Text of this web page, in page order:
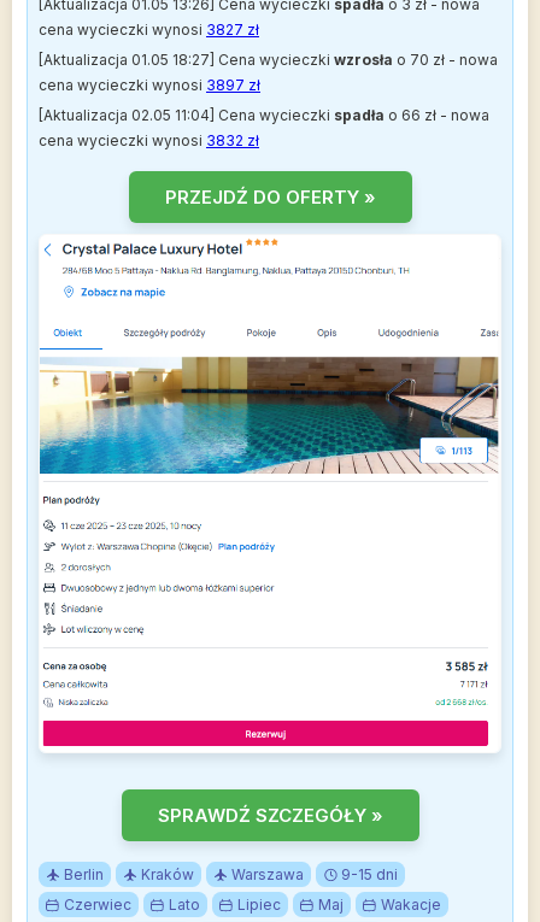
[Aktualizacja 01.05 13:26] Cena wycieczki spadła o 3 zł - nowa
cena wycieczki wynosi 3827 zł
[Aktualizacja 01.05 18:27] Cena wycieczki wzrosła o 70 zł - nowa
cena wycieczki wynosi 3897 zł
[Aktualizacja 02.05 11:04] Cena wycieczki spadła o 66 zł - nowa
cena wycieczki wynosi 3832 zł
PRZEJDŹ DO OFERTY »
SPRAWDŹ SZCZEGÓŁY »
Berlin Kraków Warszawa
9-15 dni
Czerwiec
Lato Lipiec Maj
Wakacje